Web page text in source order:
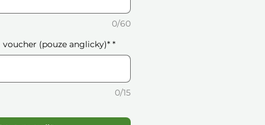
0/60
(pouze anglicky)* *
0/15